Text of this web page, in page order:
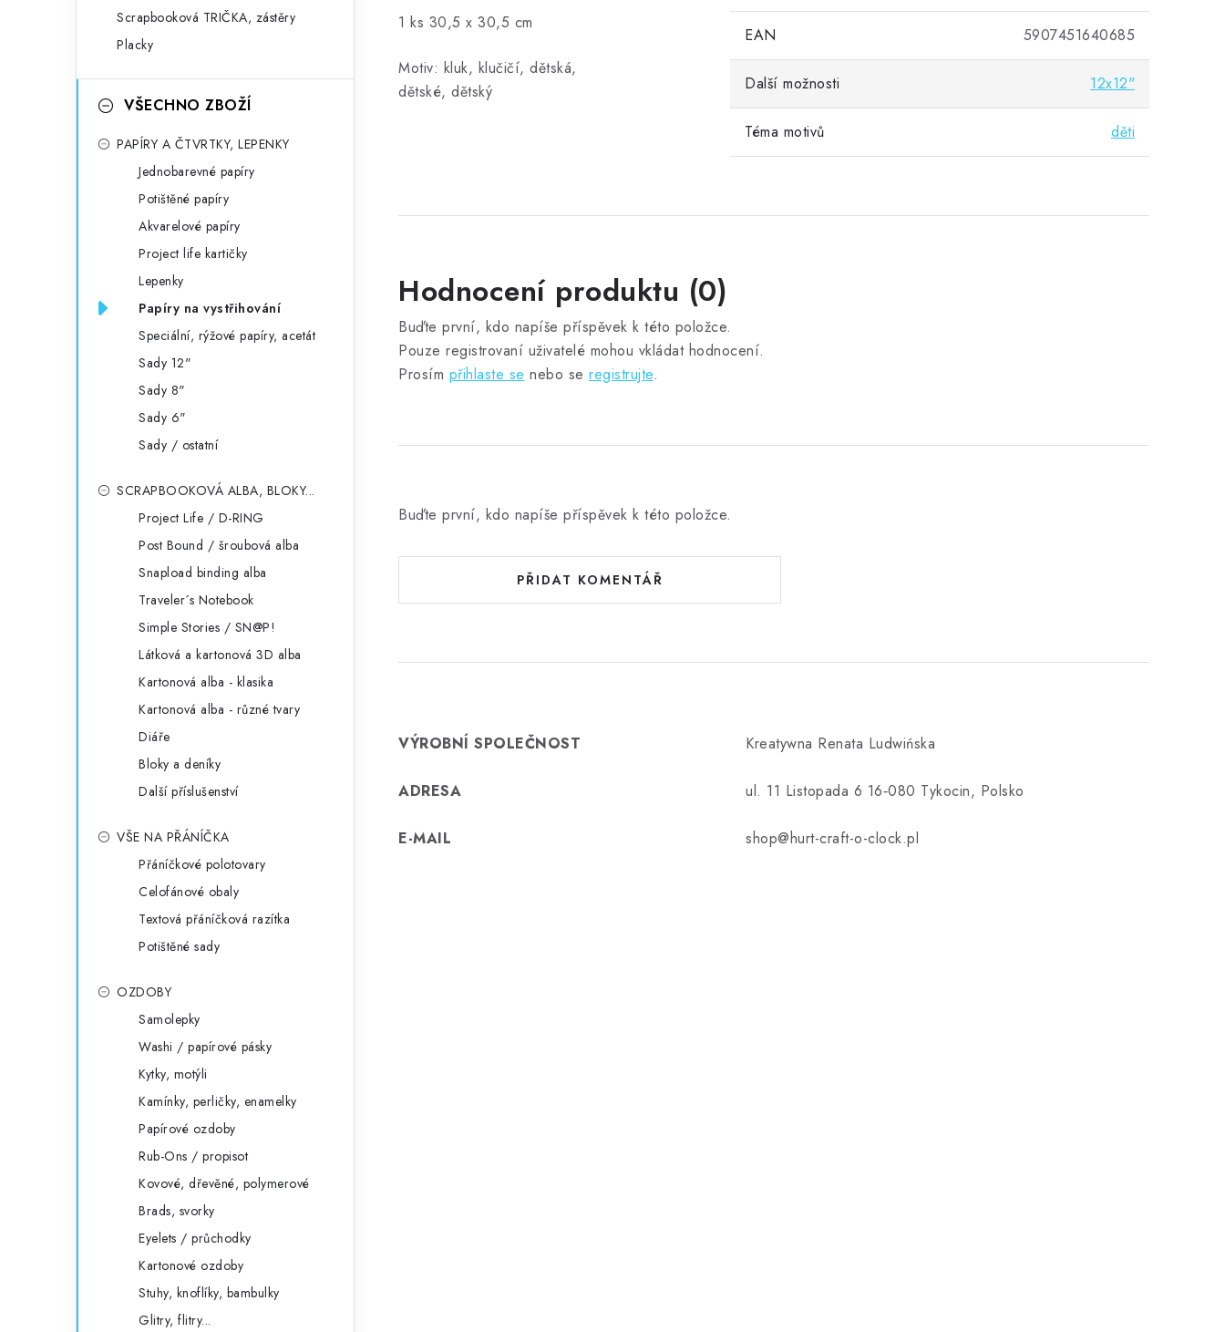
Scrapbooková TRIČKA, zástěry
Placky
VŠECHNO ZBOŽÍ
PAPÍRY A ČTVRTKY, LEPENKY
Jednobarevné papíry
Potištěné papíry
Akvarelové papíry
Project life kartičky
Lepenky
Papíry na vystřihování
Speciální, rýžové papíry, acetát
Sady 12"
Sady 8"
Sady 6"
Sady / ostatní
SCRAPBOOKOVÁ ALBA, BLOKY...
Project Life / D-RING
Post Bound / šroubová alba
Snapload binding alba
Traveler´s Notebook
Simple Stories / SN@P!
Látková a kartonová 3D alba
Kartonová alba - klasika
Kartonová alba - různé tvary
Diáře
Bloky a deníky
Další příslušenství
VŠE NA PŘÁNÍČKA
Přáníčkové polotovary
Celofánové obaly
Textová přáníčková razítka
Potištěné sady
OZDOBY
Samolepky
Washi / papírové pásky
Kytky, motýli
Kamínky, perličky, enamelky
Papírové ozdoby
Rub-Ons / propisot
Kovové, dřevěné, polymerové
Brads, svorky
Eyelets / průchodky
Kartonové ozdoby
Stuhy, knoflíky, bambulky
Glitry, flitry...
1 ks 30,5 x 30,5 cm
Motiv: kluk, klučičí, dětská,
dětské, dětský
EAN 5907451640685
Další možnosti 12x12"
Téma motivů děti
Hodnocení produktu (0)
Buďte první, kdo napíše příspěvek k této položce.
Pouze registrovaní uživatelé mohou vkládat hodnocení.
Prosím přihlaste se nebo se registrujte.
Buďte první, kdo napíše příspěvek k této položce.
PŘIDAT KOMENTÁŘ
VÝROBNÍ SPOLEČNOST Kreatywna Renata Ludwińska
ADRESA ul. 11 Listopada 6 16‑080 Tykocin, Polsko
E-MAIL shop@hurt-craft-o-clock.pl